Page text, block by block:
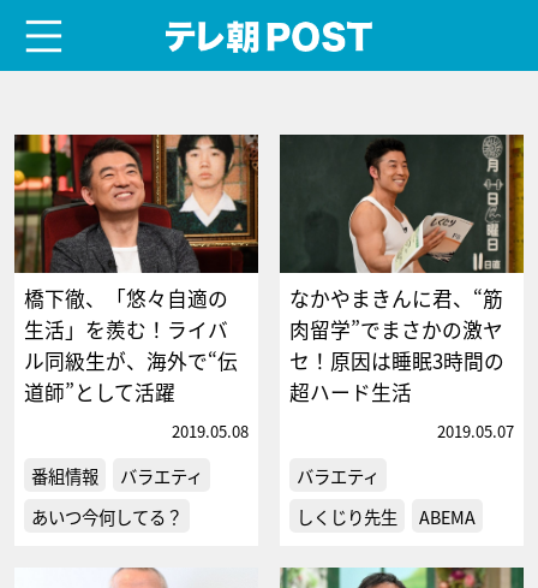
橋下徹、「悠々自適の
生活」を羨む！ライバ
ル同級生が、海外で“伝
道師”として活躍
2019.05.08
番組情報
バラエティ
あいつ今何してる？
なかやまきんに君、“筋
肉留学”でまさかの激ヤ
セ！原因は睡眠3時間の
超ハード生活
2019.05.07
バラエティ
しくじり先生
ABEMA